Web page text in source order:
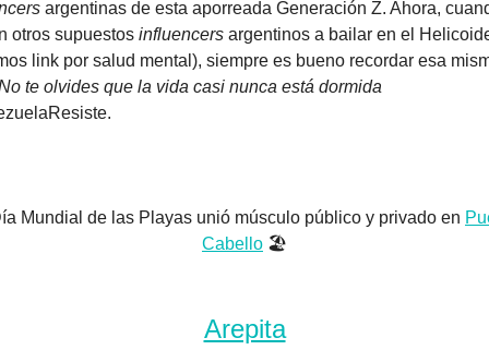
argentinas de esta aporreada Generación Z. Ahora,
otros supuestos influencers argentinos a bailar en el
link por salud mental), siempre es bueno recordar esa
te olvides que la vida casi nunca está dormida
Mundial de las Playas unió músculo público y privado en
Cabello 🏖️
Arepita